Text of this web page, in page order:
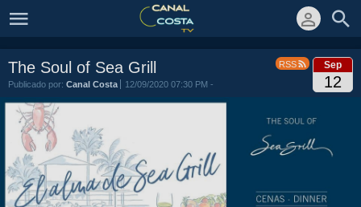
RSS Sep
12
The Soul of Sea Grill
Publicado por: Canal Costa 12/09/2020 07:30 PM -